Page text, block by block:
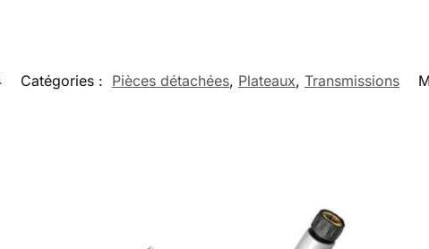
Catégories : Pièces détachées, Plateaux, Transmissions